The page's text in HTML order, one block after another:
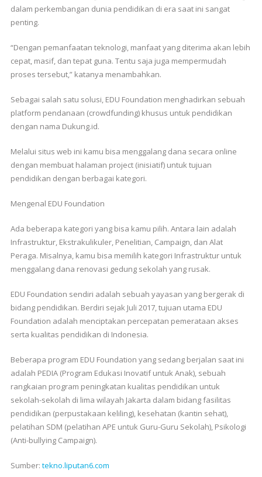
dalam perkembangan dunia pendidikan di era saat ini sangat
penting.
“Dengan pemanfaatan teknologi, manfaat yang diterima akan lebih
cepat, masif, dan tepat guna. Tentu saja juga mempermudah
proses tersebut,” katanya menambahkan.
Sebagai salah satu solusi, EDU Foundation menghadirkan sebuah
platform pendanaan (crowdfunding) khusus untuk pendidikan
dengan nama Dukung.id.
Melalui situs web ini kamu bisa menggalang dana secara online
dengan membuat halaman project (inisiatif) untuk tujuan
pendidikan dengan berbagai kategori.
Mengenal EDU Foundation
Ada beberapa kategori yang bisa kamu pilih. Antara lain adalah
Infrastruktur, Ekstrakulikuler, Penelitian, Campaign, dan Alat
Peraga. Misalnya, kamu bisa memilih kategori Infrastruktur untuk
menggalang dana renovasi gedung sekolah yang rusak.
EDU Foundation sendiri adalah sebuah yayasan yang bergerak di
bidang pendidikan. Berdiri sejak Juli 2017, tujuan utama EDU
Foundation adalah menciptakan percepatan pemerataan akses
serta kualitas pendidikan di Indonesia.
Beberapa program EDU Foundation yang sedang berjalan saat ini
adalah PEDIA (Program Edukasi Inovatif untuk Anak), sebuah
rangkaian program peningkatan kualitas pendidikan untuk
sekolah-sekolah di lima wilayah Jakarta dalam bidang fasilitas
pendidikan (perpustakaan keliling), kesehatan (kantin sehat),
pelatihan SDM (pelatihan APE untuk Guru-Guru Sekolah), Psikologi
(Anti-bullying Campaign).
Sumber: tekno.liputan6.com